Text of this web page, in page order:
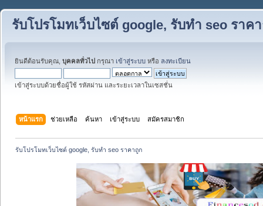
รับโปรโมทเว็บไซต์ google, รับทำ seo ราค
ยินดีต้อนรับคุณ, บุคคลทั่วไป กรุณา เข้าสู่ระบบ หรือ ลงทะเบียน
เข้าสู่ระบบด้วยชื่อผู้ใช้ รหัสผ่าน และระยะเวลาในเซสชั่น
หน้าแรก ช่วยเหลือ ค้นหา เข้าสู่ระบบ สมัครสมาชิก
รับโปรโมทเว็บไซต์ google, รับทำ seo ราคาถูก